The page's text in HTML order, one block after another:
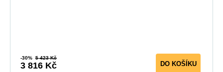
-30% 5 423 Kč
3 816 Kč DO KOŠÍKU